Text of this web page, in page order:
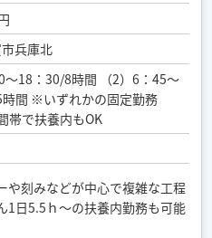
兵庫北
～18：30/8時間 （2）6：45～
間 ※いずれかの固定勤務
帯で扶養内もOK
や刻みなどが中心で複雑な工程
1日5.5ｈ～の扶養内勤務も可能